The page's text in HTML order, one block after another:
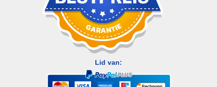
Lid van: